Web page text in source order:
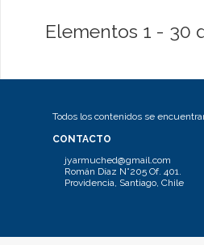
Elementos 1 - 30
Todos los contenidos se
CONTACTO
jyarmuched@gmail.com
Román Díaz N°205 Of. 401.
Providencia, Santiago, Chile